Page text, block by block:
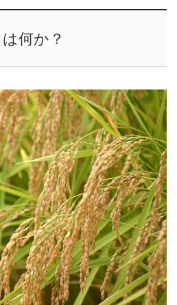
何か？